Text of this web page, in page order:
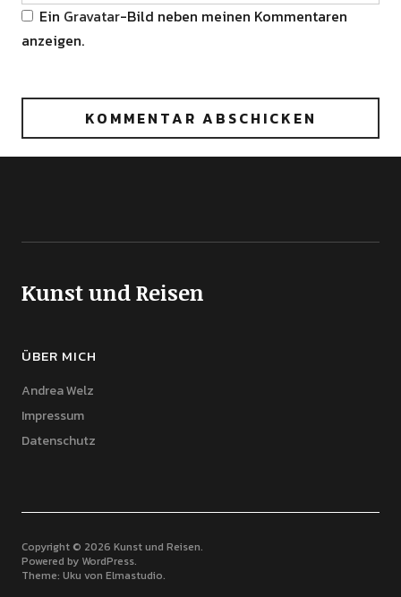
Ein Gravatar-Bild neben meinen Kommentaren
anzeigen.
Kunst und Reisen
ÜBER MICH
Andrea Welz
Impressum
Datenschutz
Copyright © 2026 Kunst und Reisen
Powered by WordPress
Theme: Uku von Elmastudio